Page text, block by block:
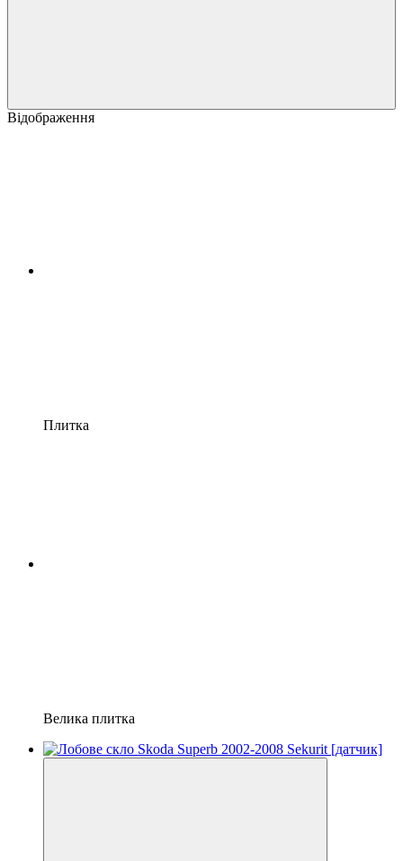
Відображення
Плитка
Велика плитка